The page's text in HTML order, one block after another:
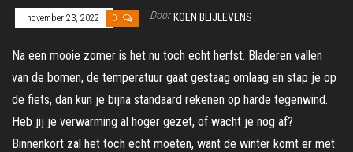
november 23, 2022 0 Door KOEN BLIJLEVENS
Na een mooie zomer is het nu toch echt herfst. Bladeren vallen
van de bomen, de temperatuur gaat gestaag omlaag en stap je op
de fiets, dan kun je bijna standaard rekenen op harde tegenwind.
Heb jij je verwarming al hoger gezet, of wacht je nog af?
Binnenkort zal het toch echt moeten, want de winter komt er met